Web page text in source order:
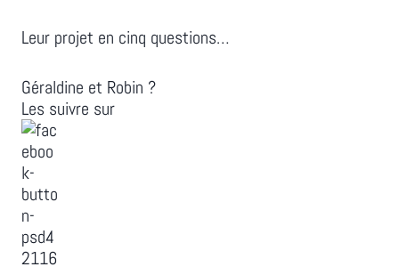
Leur projet en cinq questions…
Géraldine et Robin ?
Les suivre sur